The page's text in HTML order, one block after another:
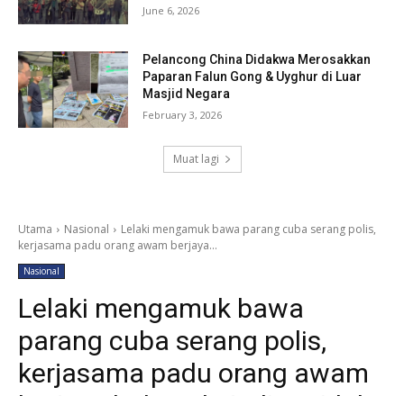
June 6, 2026
Pelancong China Didakwa Merosakkan
Paparan Falun Gong & Uyghur di Luar
Masjid Negara
February 3, 2026
Muat lagi